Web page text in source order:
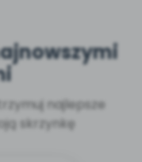
najlepsze
skrzynkę